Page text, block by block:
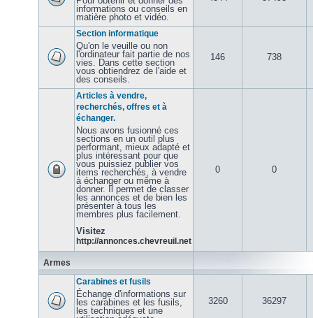
informations ou conseils en
matière photo et vidéo.
Section informatique
Qu'on le veuille ou non
l'ordinateur fait partie de nos
vies. Dans cette section
vous obtiendrez de l'aide et
des conseils.
146 738
Articles à vendre,
recherchés, offres et à
échanger.
Nous avons fusionné ces
sections en un outil plus
performant, mieux adapté et
plus intéressant pour que
vous puissiez publier vos
items recherchés, à vendre
à échanger ou même à
donner. Il permet de classer
les annonces et de bien les
présenter à tous les
membres plus facilement.
Visitez
http://annonces.chevreuil.net
0 0
Armes
Carabines et fusils
Échange d'informations sur
les carabines et les fusils,
les techniques et une
3260 36297